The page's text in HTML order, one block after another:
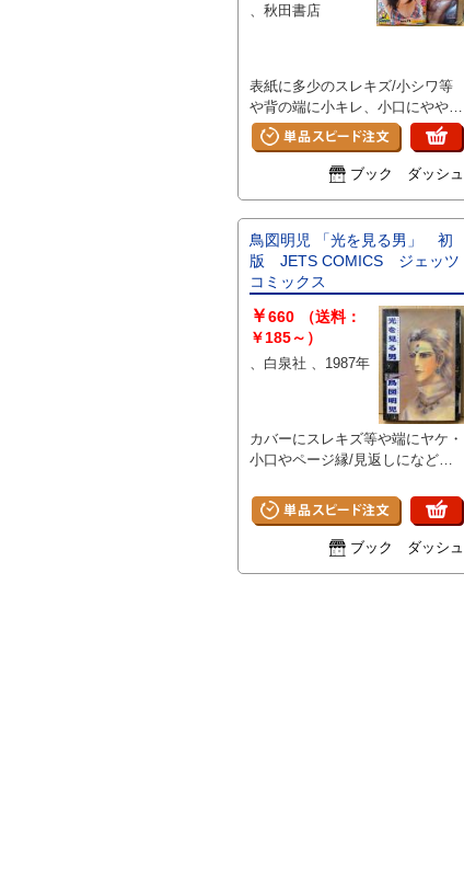
、秋田書店
表紙に多少のスレキズ/小シワ等
や背の端に小キレ、小口にややヤ
ケがある以外は特に目立つ大きな
イタミはなく、ページ自体は使用
感の少ない良好な状態です。A
ブック ダッシュ
鳥図明児 「光を見る男」 初
版 JETS COMICS ジェッツ
コミックス
￥660
（送料：
￥185～）
、白泉社 、1987年
カバーにスレキズ等や端にヤケ・
小口やページ縁/見返しになどに
ダメージはなく、その他ページ部
分は比較的良好な状態です。 A
ブック ダッシュ